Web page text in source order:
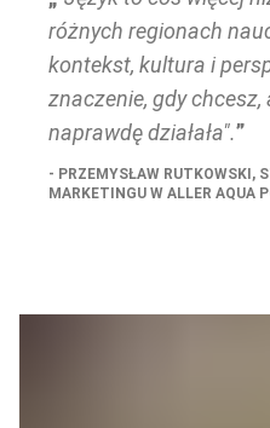
różnych regionach
kontekst, kultura i
znaczenie, gdy
naprawdę działała".
PRZEMYSŁAW RUTKOWSKI,
MARKETINGU W ALLER AQUA